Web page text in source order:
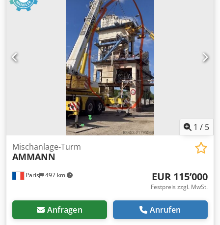
Technische Spezifikationen: Modell: SEV-315M4 Hersteller:
AMMANN Nennleistung: 132 kW Betriebsspannung 50 Hz:
400 V Chjdpfx Aott Auujcdoa Nenndrehzahl: 1.490 l/min
Weitere Details siehe Bilder & Typenschild Zustand:
Gebrauchte, überholte Lagerware. Lieferumfang: 1
Europalette mit 1 Motor
1 / 5
Paris 497 km
Mischanlage-Turm
AMMANN
EUR 115’000
Festpreis zzgl. MwSt.
Anfragen Anrufen